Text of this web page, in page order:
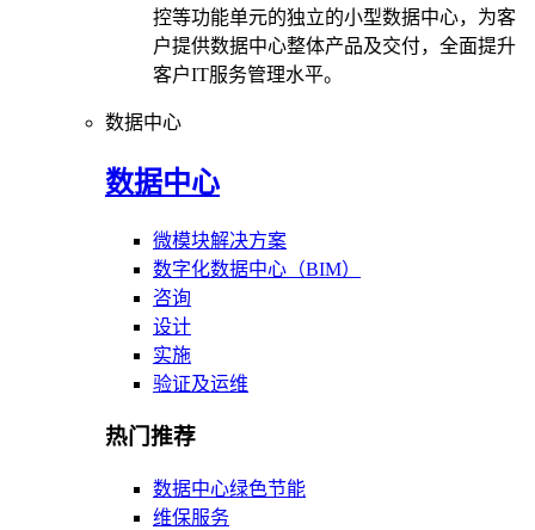
控等功能单元的独立的小型数据中心，为客
户提供数据中心整体产品及交付，全面提升
客户IT服务管理水平。
数据中心
数据中心
微模块解决方案
数字化数据中心（BIM）
咨询
设计
实施
验证及运维
热门推荐
数据中心绿色节能
维保服务